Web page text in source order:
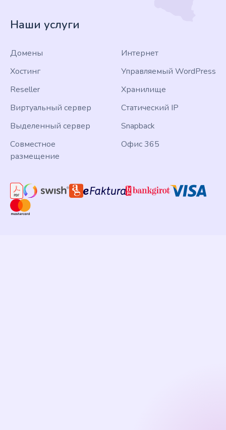
Наши услуги
Домены
Хостинг
Reseller
Виртуальный сервер
Выделенный сервер
Совместное
размещение
Интернет
Управляемый WordPress
Хранилище
Статический IP
Snapback
Офис 365